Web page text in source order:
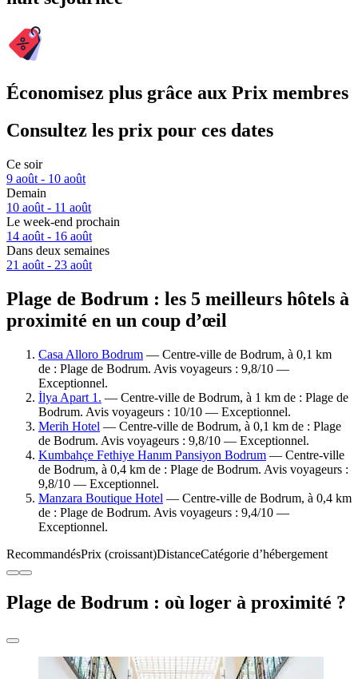
Économisez plus grâce aux Prix membres
Consultez les prix pour ces dates
Ce soir
9 août - 10 août
Demain
10 août - 11 août
Le week-end prochain
14 août - 16 août
Dans deux semaines
21 août - 23 août
Plage de Bodrum : les 5 meilleurs hôtels à
proximité en un coup d’œil
Casa Alloro Bodrum — Centre-ville de Bodrum, à 0,1 km
de : Plage de Bodrum. Avis voyageurs : 9,8/10 —
Exceptionnel.
İlya Apart 1. — Centre-ville de Bodrum, à 1 km de : Plage de
Bodrum. Avis voyageurs : 10/10 — Exceptionnel.
Merih Hotel — Centre-ville de Bodrum, à 0,1 km de : Plage
de Bodrum. Avis voyageurs : 9,8/10 — Exceptionnel.
Kumbahçe Fethiye Hanım Pansiyon Bodrum — Centre-ville
de Bodrum, à 0,4 km de : Plage de Bodrum. Avis voyageurs :
9,8/10 — Exceptionnel.
Manzara Boutique Hotel — Centre-ville de Bodrum, à 0,4 km
de : Plage de Bodrum. Avis voyageurs : 9,4/10 —
Exceptionnel.
RecommandésPrix (croissant)DistanceCatégorie d’hébergement
Plage de Bodrum : où loger à proximité ?